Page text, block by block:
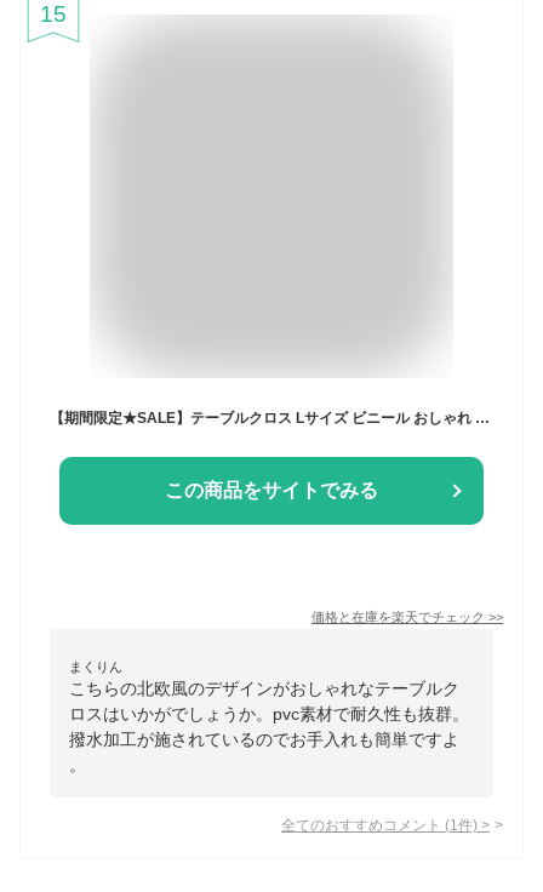
15
【期間限定★SALE】テーブルクロス Lサイズ ビニール おしゃれ pvc 北欧 撥水 かわいい 高級感 白 滑りにくい 布 撥水加工 花柄 無地 汚れ防止 家庭用 業務用 シンプル モノトーン 雑貨 テーブルマット 机カバー 食卓カバー サイズ 137cm×220cm 長方形【meru】
この商品をサイトでみる
価格と在庫を楽天でチェック >>
まくりん
こちらの北欧風のデザインがおしゃれなテーブルク
ロスはいかがでしょうか。pvc素材で耐久性も抜群。
撥水加工が施されているのでお手入れも簡単ですよ
。
全てのおすすめコメント (1 件) >